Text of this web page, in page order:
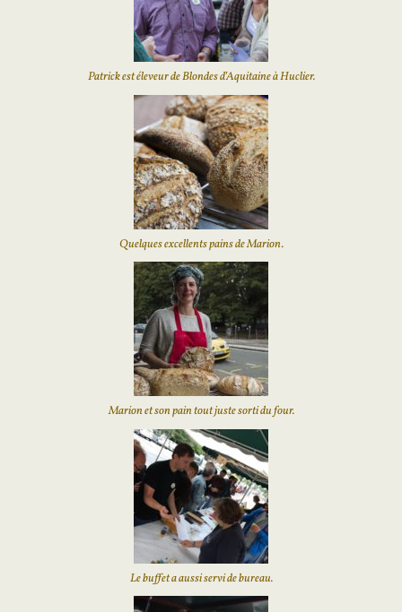
Patrick est éleveur de Blondes d’Aquitaine à Huclier.
Quelques excellents pains de Marion.
Marion et son pain tout juste sorti du four.
Le buffet a aussi servi de bureau.